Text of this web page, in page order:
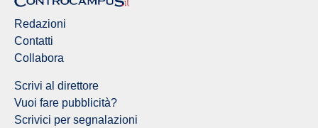
Redazioni
Contatti
Collabora
Scrivi al direttore
Vuoi fare pubblicità?
Scrivici per segnalazioni